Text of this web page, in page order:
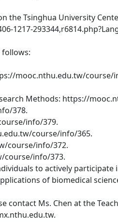
the Tsinghua University
1217-
mooc.nthu.edu.tw/course/
Methods: https://
378.
info/379.
course/info/365.
course/info/372.
course/info/373.
to actively
of biomedical
contact Ms. Chen at the